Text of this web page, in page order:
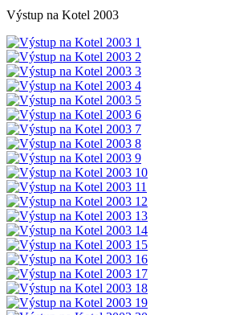
Výstup na Kotel 2003